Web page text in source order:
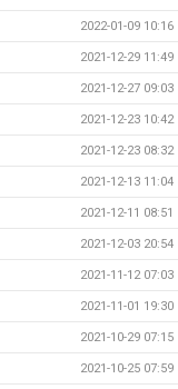
2022-01-09 10:16
2021-12-29 11:49
2021-12-27 09:03
2021-12-23 10:42
2021-12-23 08:32
2021-12-13 11:04
2021-12-11 08:51
2021-12-03 20:54
2021-11-12 07:03
2021-11-01 19:30
2021-10-29 07:15
2021-10-25 07:59